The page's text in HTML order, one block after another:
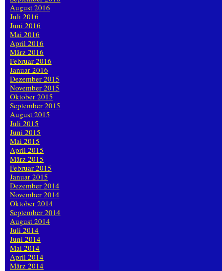
August 2016
Juli 2016
Juni 2016
Mai 2016
April 2016
März 2016
Februar 2016
Januar 2016
Dezember 2015
November 2015
Oktober 2015
September 2015
August 2015
Juli 2015
Juni 2015
Mai 2015
April 2015
März 2015
Februar 2015
Januar 2015
Dezember 2014
November 2014
Oktober 2014
September 2014
August 2014
Juli 2014
Juni 2014
Mai 2014
April 2014
März 2014